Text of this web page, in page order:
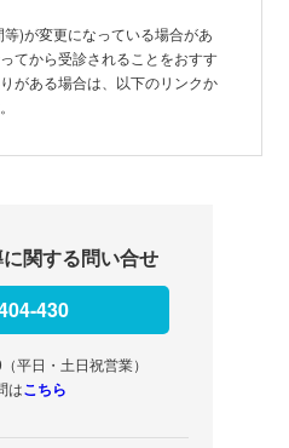
)が変更になっている場合があ
てから受診されることをおすす
がある場合は、以下のリンクか
関する問い合せ
430
平日・土日祝営業）
はこちら